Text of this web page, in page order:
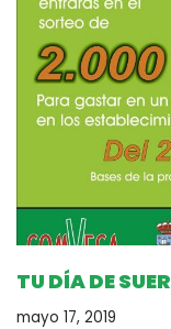
TU DÍA DE
mayo 17, 2019